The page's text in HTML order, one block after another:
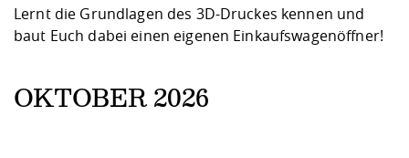
Lernt die Grundlagen des 3D-Druckes kennen und
baut Euch dabei einen eigenen Einkaufswagenöffner!
OKTOBER 2026